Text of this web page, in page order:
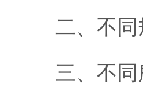
二、不同
三、不同